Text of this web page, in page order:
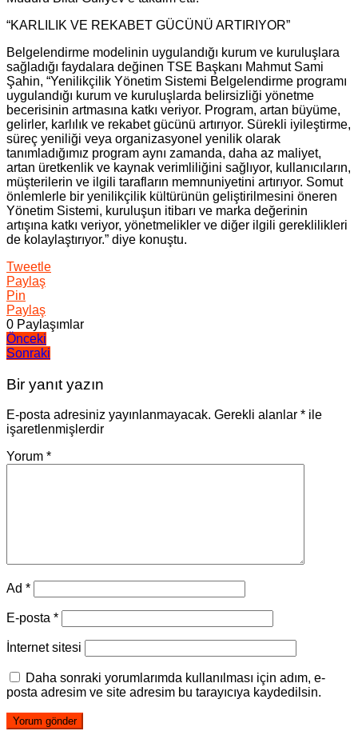
“KARLILIK VE REKABET GÜCÜNÜ ARTIRIYOR”
Belgelendirme modelinin uygulandığı kurum ve kuruluşlara
sağladığı faydalara değinen TSE Başkanı Mahmut Sami
Şahin, “Yenilikçilik Yönetim Sistemi Belgelendirme programı
uygulandığı kurum ve kuruluşlarda belirsizliği yönetme
becerisinin artmasına katkı veriyor. Program, artan büyüme,
gelirler, karlılık ve rekabet gücünü artırıyor. Sürekli iyileştirme,
süreç yeniliği veya organizasyonel yenilik olarak
tanımladığımız program aynı zamanda, daha az maliyet,
artan üretkenlik ve kaynak verimliliğini sağlıyor, kullanıcıların,
müşterilerin ve ilgili tarafların memnuniyetini artırıyor. Somut
önlemlerle bir yenilikçilik kültürünün geliştirilmesini öneren
Yönetim Sistemi, kuruluşun itibarı ve marka değerinin
artışına katkı veriyor, yönetmelikler ve diğer ilgili gereklilikleri
de kolaylaştırıyor.” diye konuştu.
Tweetle
Paylaş
Pin
Paylaş
0 Paylaşımlar
Yazı
gezinmesi
Önceki
Sonraki
Bir yanıt yazın
E-posta adresiniz yayınlanmayacak. Gerekli alanlar * ile
işaretlenmişlerdir
Yorum *
Ad *
E-posta *
İnternet sitesi
Daha sonraki yorumlarımda kullanılması için adım, e-
posta adresim ve site adresim bu tarayıcıya kaydedilsin.